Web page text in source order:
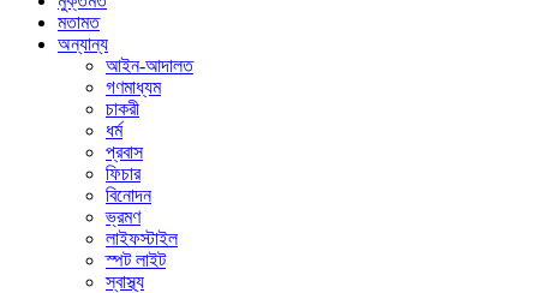
মতামত
অন্যান্য
আইন-আদালত
গণমাধ্যম
চাকরী
ধর্ম
প্রবাস
ফিচার
বিনোদন
ভ্রমণ
লাইফস্টাইল
স্পট লাইট
স্বাস্থ্য